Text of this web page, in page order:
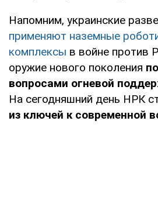
Напомним, украинские
применяют наземные
комплексы в войне против
оружие нового поколения
вопросами огневой
На сегодняшний день НРК
из ключей к современной